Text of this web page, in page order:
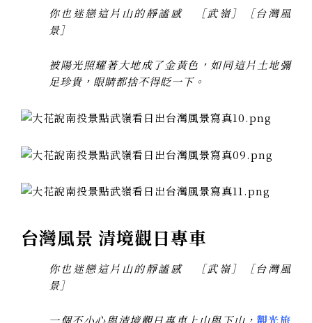
你也迷戀這片山的靜謐感 ［武嶺］［台灣風
景］
被陽光照耀著大地成了金黃色，如同這片土地彌
足珍貴，眼睛都捨不得眨一下。
台灣風景 清境觀日專車
你也迷戀這片山的靜謐感 ［武嶺］［台灣風
景］